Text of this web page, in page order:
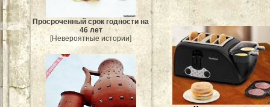
Просроченный срок годности на
46 лет
[Невероятные истории]